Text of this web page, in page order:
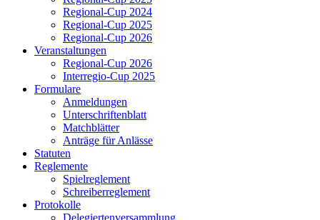
Regional-Cup 2024
Regional-Cup 2025
Regional-Cup 2026
Veranstaltungen
Regional-Cup 2026
Interregio-Cup 2025
Formulare
Anmeldungen
Unterschriftenblatt
Matchblätter
Anträge für Anlässe
Statuten
Reglemente
Spielreglement
Schreiberreglement
Protokolle
Delegiertenversammlung